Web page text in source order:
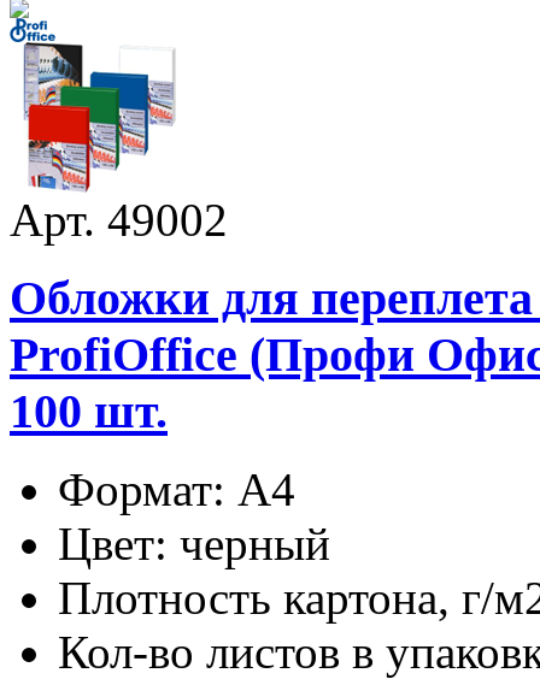
Арт. 49002
Обложки для
ProfiOffice (Профи
100 шт.
Формат: А4
Цвет: черный
Плотность картона, г/
Кол-во листов в